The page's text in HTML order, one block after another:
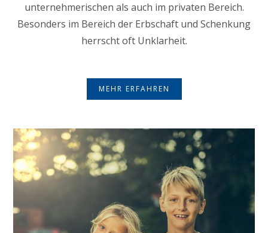
unternehmerischen als auch im privaten Bereich.
Besonders im Bereich der Erbschaft und Schenkung
herrscht oft Unklarheit.
MEHR ERFAHREN